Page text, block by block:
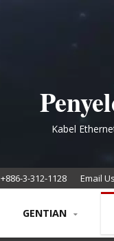
Kabel
+886-3-312-1128 Email Us
GENTIAN